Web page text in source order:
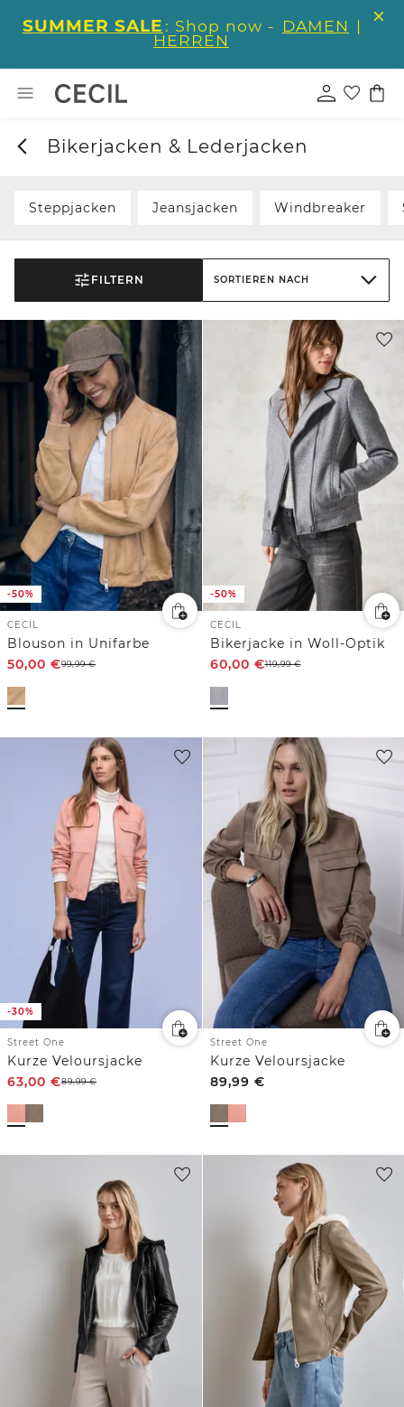
SUMMER SALE : Shop now - DAMEN |
HERREN
Bikerjacken & Lederjacken
Steppjacken Jeansjacken Windbreaker
FILTERN SORTIEREN NACH
-50%
CECIL
Blouson in Unifarbe
50,00 €99,99€
-50%
CECIL
Bikerjacke in Woll-Optik
60,00 €119,99€
-30%
Street One
Kurze Veloursjacke
63,00 €89,99€
Street One
Kurze Veloursjacke
89,99 €